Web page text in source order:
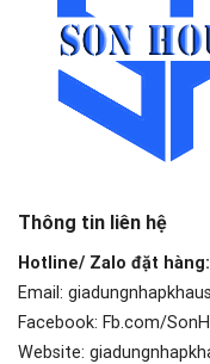
Thông tin liên hệ
Hotline/ Zalo đặt hàng:
Email:
Facebook: Fb.com/
Website: